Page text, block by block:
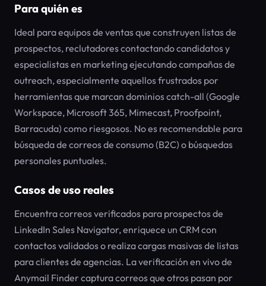
Para quién es
Ideal para equipos de ventas que construyen listas de
prospectos, reclutadores contactando candidatos y
especialistas en marketing ejecutando campañas de
outreach, especialmente aquellos frustrados por
herramientas que marcan dominios catch-all (Google
Workspace, Microsoft 365, Mimecast, Proofpoint,
Barracuda) como riesgosos. No es recomendable para
búsqueda de correos de consumo (B2C) o búsquedas
personales puntuales.
Casos de uso reales
Encuentra correos verificados para prospectos de
LinkedIn Sales Navigator, enriquece un CRM con
contactos validados o realiza cargas masivas de listas
para clientes de agencias. La verificación en vivo de
Anymail Finder captura correos que otros pasan por